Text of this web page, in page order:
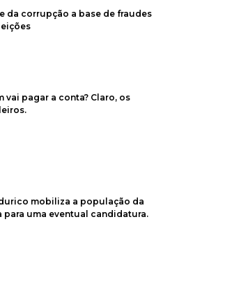
da corrupção a base de fraudes
vai pagar a conta? Claro, os
mobiliza a população da
para uma eventual candidatura.